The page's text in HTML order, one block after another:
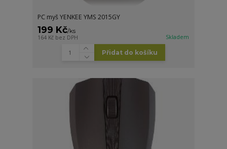
PC myš YENKEE YMS 2015GY
199 Kč/ks
164 Kč bez DPH Skladem
Přidat do košíku